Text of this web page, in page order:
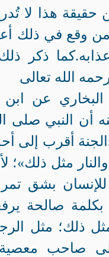
حقيقة هذا لا
من وقع في ذلك
ذكر
عن
أن النبي صلى
أقرب إلى
مثل ذلك»؛
بشق تمرة
بكلمة صالحة
مثل ذلك؛ مثل
صاحب معصية